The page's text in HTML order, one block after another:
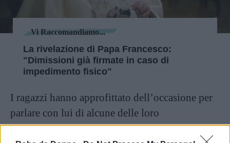
Vi Raccomandiamo...
La rivelazione di Papa Francesco:
"Dimissioni già firmate in caso di
impedimento fisico"
I ragazzi hanno approfittato dell’occasione per
parlare con lui di alcune delle loro
preoccupazioni quotidiane, ma non è mancato